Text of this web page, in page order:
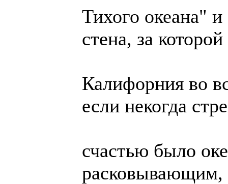
Тихого океана" и
стена, за
Калифорния во
если некогда
счастью было
расковывающим,